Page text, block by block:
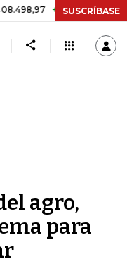
+$ 8.753,81 +2,19%
SUSCRÍBASE
agro,
para